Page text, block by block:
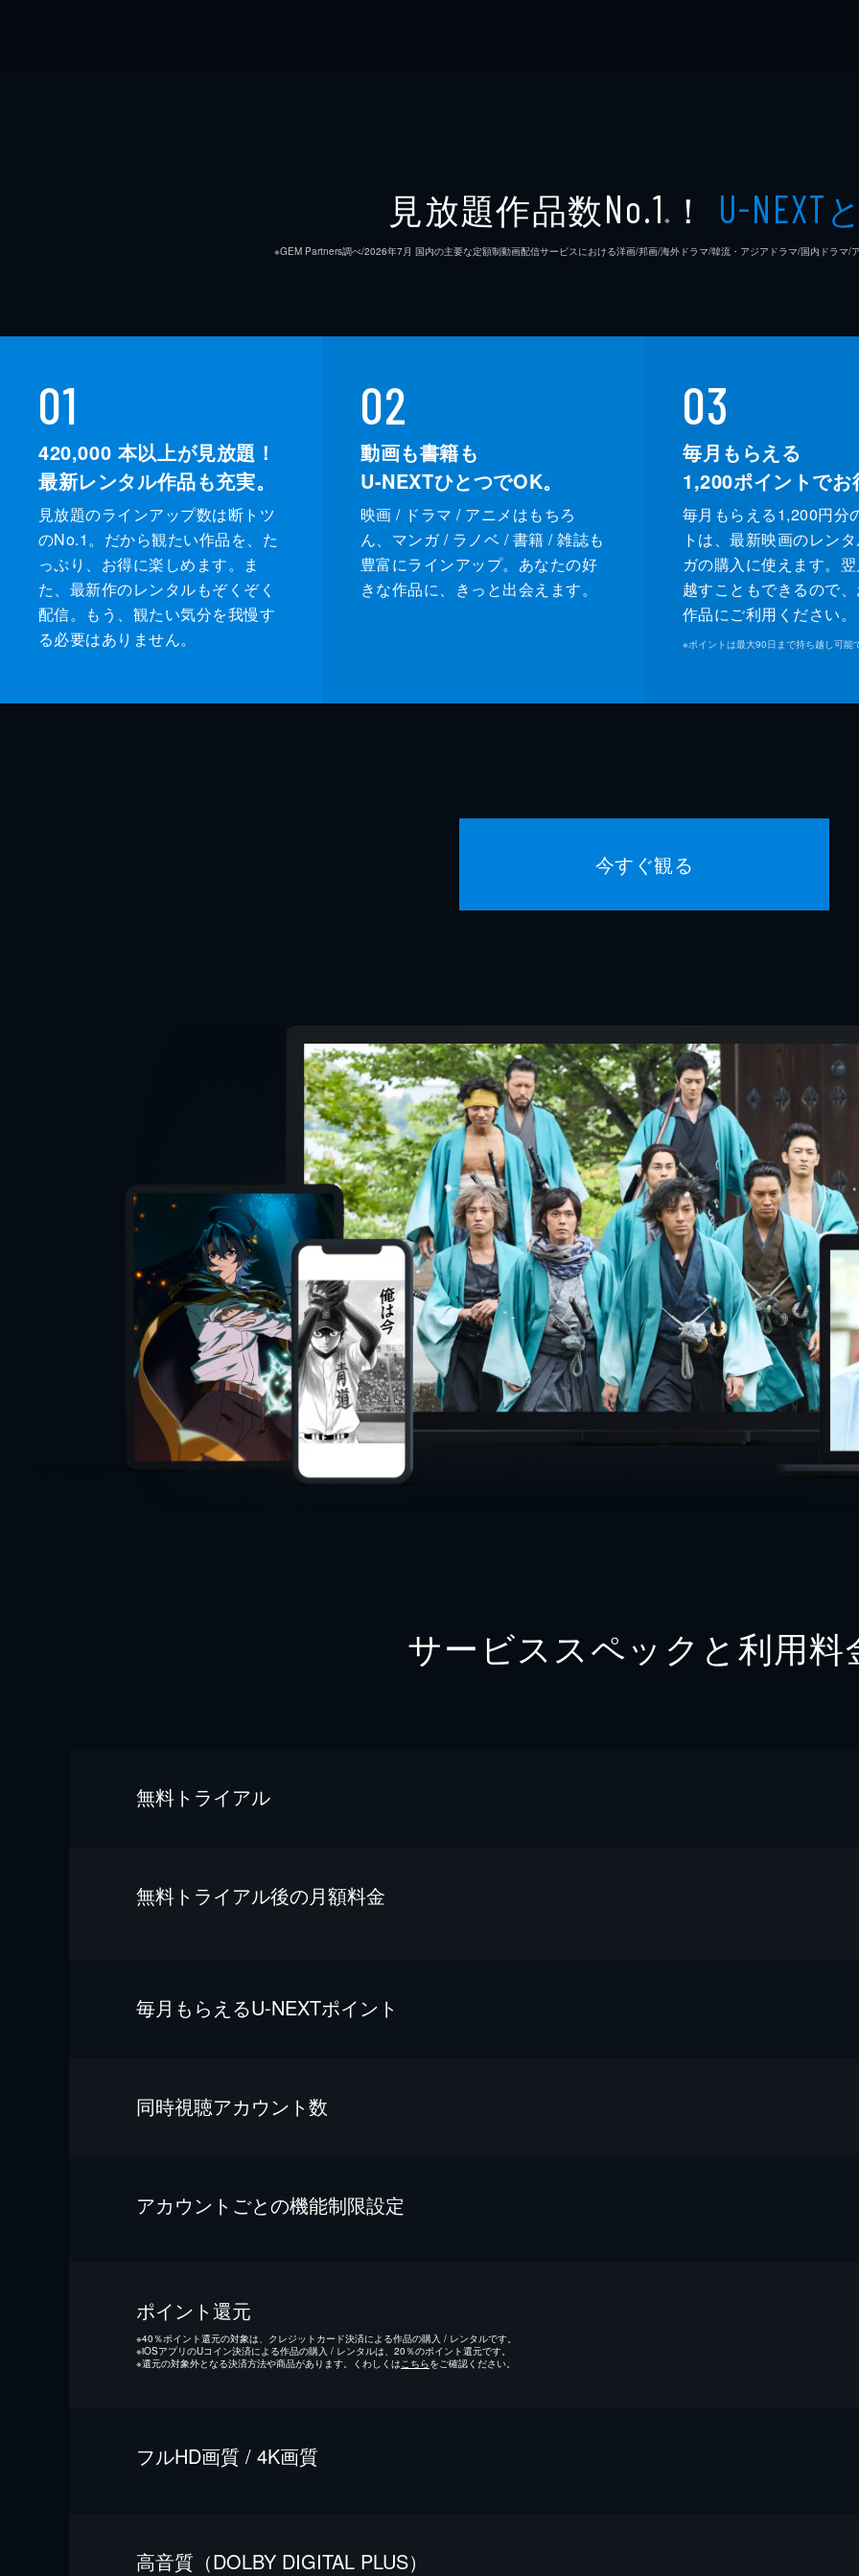
見放題作品数No.1 ※ ！ U-NEXT
※GEM Partners調べ/2026年7⽉ 国内の主要な定額制動画配信サービスにおける洋画/邦画/海外ドラマ/韓流・アジアドラマ/国内ドラマ/
01
420,000 本以上が見放題！
最新レンタル作品も充実。
見放題のラインアップ数は断トツ
のNo.1。だから観たい作品を、た
っぷり、お得に楽しめます。ま
た、最新作のレンタルもぞくぞく
配信。もう、観たい気分を我慢す
る必要はありません。
02
動画も書籍も
U-NEXTひとつでOK。
映画 / ドラマ / アニメはもちろ
ん、マンガ / ラノベ / 書籍 / 雑誌も
豊富にラインアップ。あなたの好
きな作品に、きっと出会えます。
03
毎月もらえる
1,200ポイントでお
毎月もらえる1,200円分
トは、最新映画のレン
ガの購入に使えます。
越すこともできるので
作品にご利用ください。
※ポイントは最大90日まで持ち越し可能
今すぐ観る
サービススペックと利用料
無料トライアル
無料トライアル後の⽉額料金
毎⽉もらえるU-NEXTポイント
同時視聴アカウント数
アカウントごとの機能制限設定
ポイント還元
※40％ポイント還元の対象は、クレジットカード決済による作品の購入 / レンタルです。
※iOSアプリのUコイン決済による作品の購入 / レンタルは、20％のポイント還元です。
※還元の対象外となる決済方法や商品があります。くわしくは こちらをご確認ください。
フルHD画質 / 4K画質
⾼⾳質（DOLBY DIGITAL PLUS）